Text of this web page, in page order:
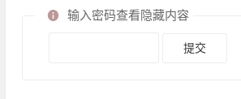
输入密码查看隐藏内容